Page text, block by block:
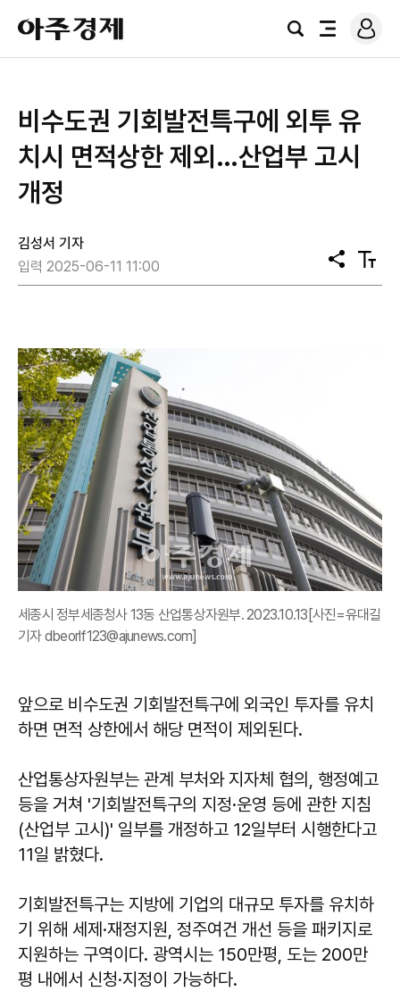
아
주
경
검
전
로
그
비수도권 기회발전특구에 외투 유
치시 면적상한 제외…산업부 고시
개정
김성서 기자
입력 2025-06-11 11:00
공
유
텍
스
세종시 정부세종청사 13동 산업통상자원부. 2023.10.13[사진=유대길
기자 dbeorlf123@ajunews.com]
앞으로 비수도권 기회발전특구에 외국인 투자를 유치
하면 면적 상한에서 해당 면적이 제외된다.
산업통상자원부는 관계 부처와 지자체 협의, 행정예고
등을 거쳐 '기회발전특구의 지정·운영 등에 관한 지침
(산업부 고시)' 일부를 개정하고 12일부터 시행한다고
11일 밝혔다.
기회발전특구는 지방에 기업의 대규모 투자를 유치하
기 위해 세제·재정지원, 정주여건 개선 등을 패키지로
지원하는 구역이다. 광역시는 150만평, 도는 200만
평 내에서 신청·지정이 가능하다.